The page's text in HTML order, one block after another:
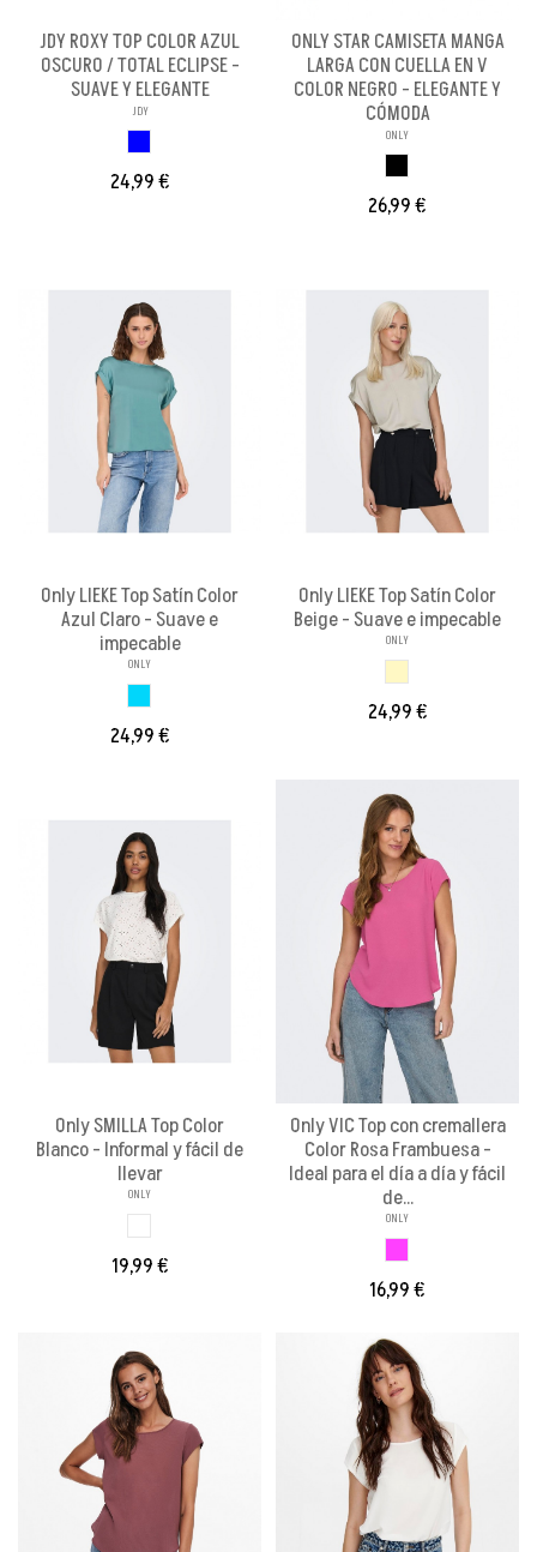
JDY ROXY TOP COLOR AZUL
OSCURO / TOTAL ECLIPSE -
SUAVE Y ELEGANTE
JDY
24,99 €
ONLY STAR CAMISETA MANGA
LARGA CON CUELLA EN V
COLOR NEGRO - ELEGANTE Y
CÓMODA
ONLY
26,99 €
Only LIEKE Top Satín Color
Azul Claro - Suave e
impecable
ONLY
24,99 €
Only LIEKE Top Satín Color
Beige - Suave e impecable
ONLY
24,99 €
Only SMILLA Top Color
Blanco - Informal y fácil de
llevar
ONLY
19,99 €
Only VIC Top con cremallera
Color Rosa Frambuesa -
Ideal para el día a día y fácil
de...
ONLY
16,99 €